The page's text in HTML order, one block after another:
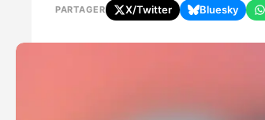
PARTAGER X/Twitter Bluesky